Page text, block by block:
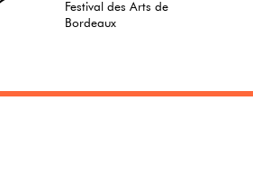
Festival des Arts de
Bordeaux